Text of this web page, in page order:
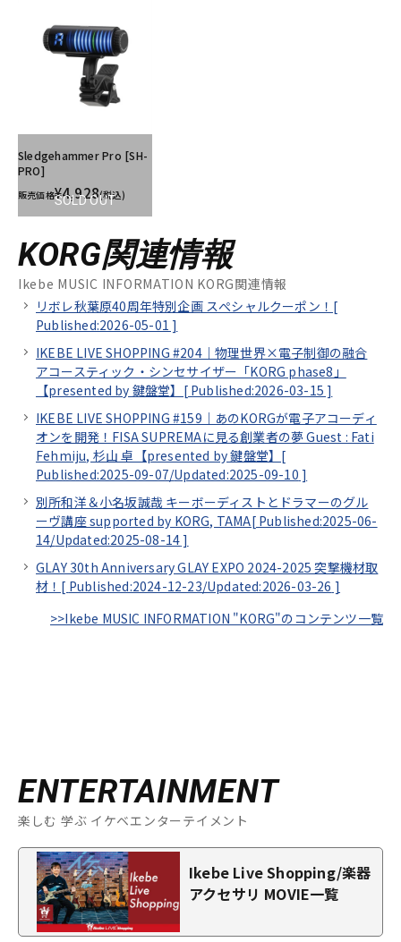
SOLD OUT
Sledgehammer Pro [SH-
PRO]
販売価格¥4,928(税込)
KORG関連情報
Ikebe MUSIC INFORMATION KORG関連情報
リボレ秋葉原40周年特別企画 スぺシャルクーポン！[
Published:2026-05-01 ]
IKEBE LIVE SHOPPING #204｜物理世界×電子制御の融合
アコースティック・シンセサイザー「KORG phase8」
【presented by 鍵盤堂】[ Published:2026-03-15 ]
IKEBE LIVE SHOPPING #159｜あのKORGが電子アコーディ
オンを開発！FISA SUPREMAに見る創業者の夢 Guest : Fati
Fehmiju, 杉山 卓【presented by 鍵盤堂】[
Published:2025-09-07/Updated:2025-09-10 ]
別所和洋＆小名坂誠哉 キーボーディストとドラマーのグル
ーヴ講座 supported by KORG, TAMA[ Published:2025-06-
14/Updated:2025-08-14 ]
GLAY 30th Anniversary GLAY EXPO 2024-2025 突撃機材取
材！[ Published:2024-12-23/Updated:2026-03-26 ]
>>Ikebe MUSIC INFORMATION "KORG"のコンテンツ一覧
ENTERTAINMENT
楽しむ 学ぶ イケベエンターテイメント
Ikebe Live Shopping/楽器
アクセサリ MOVIE一覧